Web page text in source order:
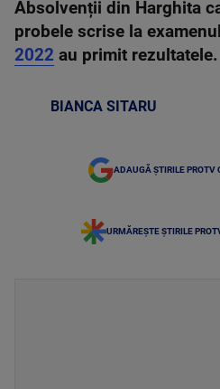
Absolvenții din Harghita
probele scrise la
2022 au primit rezultatele.
BIANCA SITARU
ADAUGĂ ȘTIRILE PROTV
URMĂREȘTE ȘTIRILE